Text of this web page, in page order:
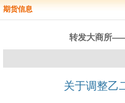
期货信息
转发大商所
关于调整乙